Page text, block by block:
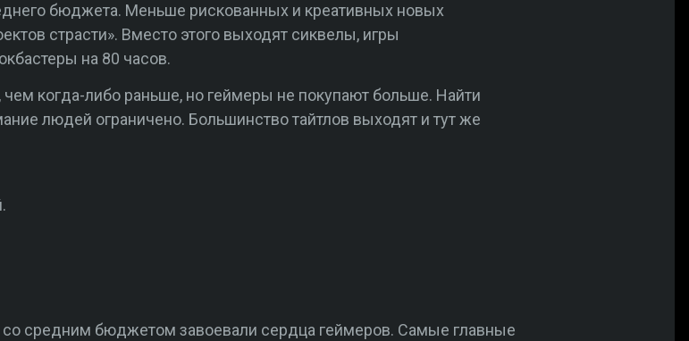
бюджета. Меньше рискованных и креативных новых
страсти». Вместо этого выходят сиквелы, игры
на 80 часов.
когда-либо раньше, но геймеры не покупают больше. Найти
людей ограничено. Большинство тайтлов выходят и тут же
средним бюджетом завоевали сердца геймеров. Самые главные